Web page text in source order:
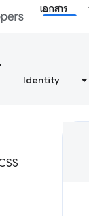
เอกสาร
Identity